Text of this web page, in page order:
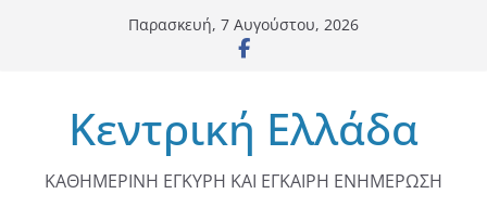
Παρασκευή, 7 Αυγούστου, 2026
Κεντρική Ελλάδα
ΚΑΘΗΜΕΡΙΝΗ ΕΓΚΥΡΗ ΚΑΙ ΕΓΚΑΙΡΗ ΕΝΗΜΕΡΩΣΗ